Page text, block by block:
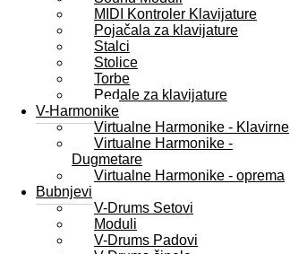
MIDI Kontroler Klavijature
Pojačala za klavijature
Stalci
Stolice
Torbe
Pedale za klavijature
V-Harmonike
Virtualne Harmonike - Klavirne
Virtualne Harmonike -
Dugmetare
Virtualne Harmonike - oprema
Bubnjevi
V-Drums Setovi
Moduli
V-Drums Padovi